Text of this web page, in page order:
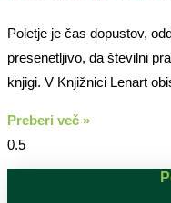
Poletje je čas dopustov,
presenetljivo, da številni
knjigi. V Knjižnici Lenart
Preberi več »